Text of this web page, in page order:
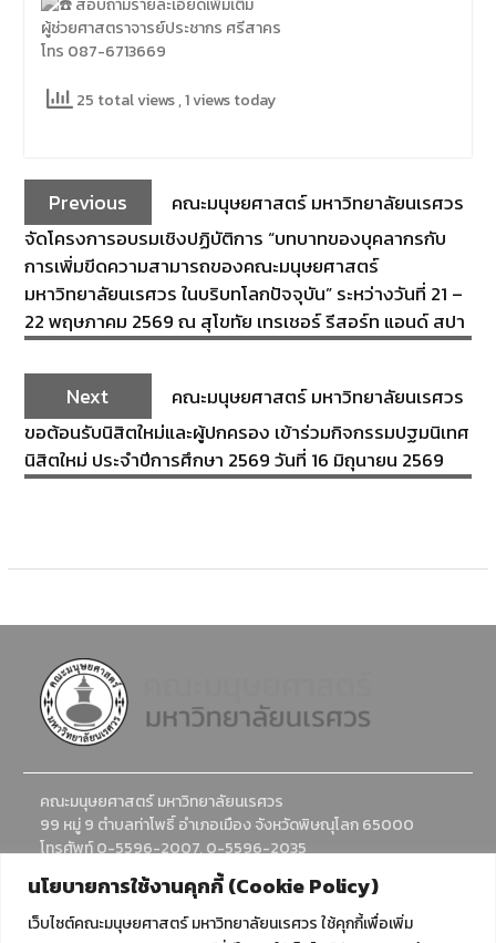
นโยบายการใช้งานคุกกี้ (Cookie Policy)
เว็บไซต์คณะมนุษยศาสตร์ มหาวิทยาลัยนเรศวร ใช้คุกกี้เพื่อเพิ่ม
สอบถามรายละเอียดเพิ่มเติม
ผู้ช่วยศาสตราจารย์ประชากร ศรีสาคร
โทร 087-6713669
25 total views, 1 views today
Previous
คณะมนุษยศาสตร์ มหาวิทยาลัยนเรศวร
จัดโครงการอบรมเชิงปฏิบัติการ “บทบาทของบุคลากรกับ
การเพิ่มขีดความสามารถของคณะมนุษยศาสตร์
มหาวิทยาลัยนเรศวร ในบริบทโลกปัจจุบัน” ระหว่างวันที่ 21 –
22 พฤษภาคม 2569 ณ สุโขทัย เทรเชอร์ รีสอร์ท แอนด์ สปา
Next
คณะมนุษยศาสตร์ มหาวิทยาลัยนเรศวร
ขอต้อนรับนิสิตใหม่และผู้ปกครอง เข้าร่วมกิจกรรมปฐมนิเทศ
นิสิตใหม่ ประจำปีการศึกษา 2569 วันที่ 16 มิถุนายน 2569
คณะมนุษยศาสตร์ มหาวิทยาลัยนเรศวร
99 หมู่ 9 ตำบลท่าโพธิ์ อำเภอเมือง จังหวัดพิษณุโลก 65000
โทรศัพท์ 0-5596-2007, 0-5596-2035
อีเมล : humanadmission@nu.ac.th